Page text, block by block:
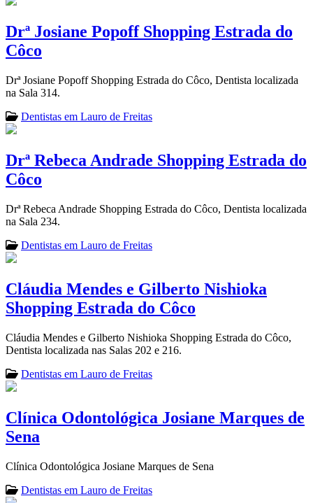
Drª Josiane Popoff Shopping Estrada do
Côco
Drª Josiane Popoff Shopping Estrada do Côco, Dentista localizada
na Sala 314.
Dentistas em Lauro de Freitas
Drª Rebeca Andrade Shopping Estrada do
Côco
Drª Rebeca Andrade Shopping Estrada do Côco, Dentista localizada
na Sala 234.
Dentistas em Lauro de Freitas
Cláudia Mendes e Gilberto Nishioka
Shopping Estrada do Côco
Cláudia Mendes e Gilberto Nishioka Shopping Estrada do Côco,
Dentista localizada nas Salas 202 e 216.
Dentistas em Lauro de Freitas
Clínica Odontológica Josiane Marques de
Sena
Clínica Odontológica Josiane Marques de Sena
Dentistas em Lauro de Freitas